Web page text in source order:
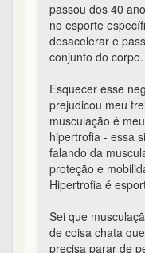
passou dos 40
no esporte
desacelerar e
conjunto do corpo.
Esquecer esse
prejudicou meu
musculação é
hipertrofia - essa
falando da
proteção e
Hipertrofia é
Sei que
de coisa chata
precisa parar de